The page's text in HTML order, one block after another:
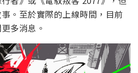
。至於實際的上線時間，目前
多消息。